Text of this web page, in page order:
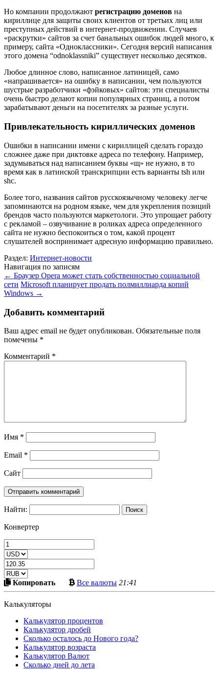
Но компании продолжают регистрацию доменов на
кириллице для защиты своих клиентов от третьих лиц или
преступных действий в интернет-продвижении. Случаев
«раскрутки» сайтов за счет банальных ошибок людей много, к
примеру, сайта «Одноклассники». Сегодня версий написания
этого домена “odnoklassniki” существует несколько десятков.
Любое длинное слово, написанное латиницей, само
«напрашивается» на ошибку в написании, чем пользуются
шустрые разработчики «фэйковых» сайтов: эти специалисты
очень быстро делают копии популярных страниц, а потом
зарабатывают деньги на посетителях за разные услуги.
Привлекательность кириллических доменов
Ошибки в написании имени с кириллицей сделать гораздо
сложнее даже при диктовке адреса по телефону. Например,
задумываться над написанием буквы «щ» не нужно, в то
время как в латинской транскрипции есть варианты tsh или
shc.
Более того, названия сайтов русскоязычному человеку легче
запоминаются на родном языке, чем для укрепления позиций
брендов часто пользуются маркетологи. Это упрощает работу
с рекламой – озвучивание в роликах адреса определенного
сайта не нужно беспокоиться о том, какой процент
слушателей воспринимает адресную информацию правильно.
Раздел: Интернет-новости
Навигация по записям
← Браузер Opera может стать собственностью социальной
сети Microsoft планирует продать полмиллиарда копий
Windows →
Добавить комментарий
Ваш адрес email не будет опубликован. Обязательные поля
помечены *
Комментарий *
Имя *
Email *
Сайт
Найти:
Конвертер
КопироватьСкопировать
в
Все валютыБольше
криптовалют
21:41
Калькуляторы
Калькулятор процентов
Калькулятор дробей
Сколько осталось до Нового года?
Калькулятор возраста
Калькулятор Валют
Сколько дней до лета